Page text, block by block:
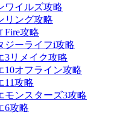
ワイルズ攻略
リング攻略
Fire攻略
ジーライフi攻略
3リメイク攻略
10オフライン攻略
11攻略
モンスターズ3攻略
6攻略